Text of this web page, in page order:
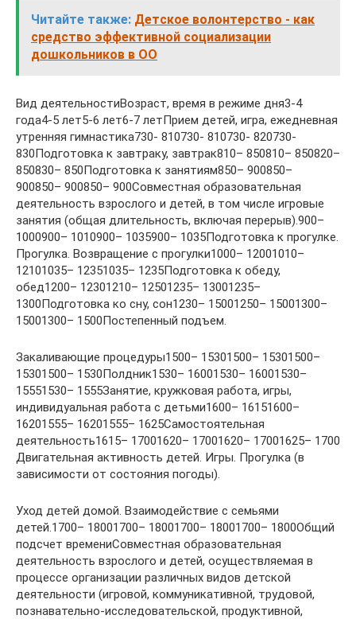
Читайте также: Детское волонтерство - как
средство эффективной социализации
дошкольников в ОО
Вид деятельностиВозраст, время в режиме дня3-4
года4-5 лет5-6 лет6-7 летПрием детей, игра, ежедневная
утренняя гимнастика730- 810730- 810730- 820730-
830Подготовка к завтраку, завтрак810– 850810– 850820–
850830– 850Подготовка к занятиям850– 900850–
900850– 900850– 900Совместная образовательная
деятельность взрослого и детей, в том числе игровые
занятия (общая длительность, включая перерыв).900–
1000900– 1010900– 1035900– 1035Подготовка к прогулке.
Прогулка. Возвращение с прогулки1000– 12001010–
12101035– 12351035– 1235Подготовка к обеду,
обед1200– 12301210– 12501235– 13001235–
1300Подготовка ко сну, сон1230– 15001250– 15001300–
15001300– 1500Постепенный подъем.
Закаливающие процедуры1500– 15301500– 15301500–
15301500– 1530Полдник1530– 16001530– 16001530–
15551530– 1555Занятие, кружковая работа, игры,
индивидуальная работа с детьми1600– 16151600–
16201555– 16201555– 1625Самостоятельная
деятельность1615– 17001620– 17001620– 17001625– 1700
Двигательная активность детей. Игры. Прогулка (в
зависимости от состояния погоды).
Уход детей домой. Взаимодействие с семьями
детей.1700– 18001700– 18001700– 18001700– 1800Общий
подсчет времениСовместная образовательная
деятельность взрослого и детей, осуществляемая в
процессе организации различных видов детской
деятельности (игровой, коммуникативной, трудовой,
познавательно-исследовательской, продуктивной,